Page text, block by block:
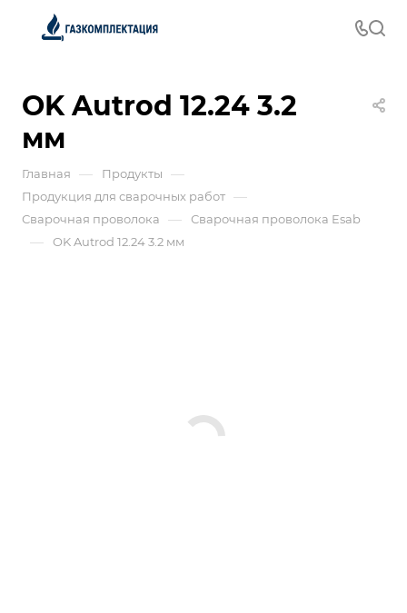
OK Autrod 12.24 3.2
мм
Главная — Продукты —
Продукция для сварочных работ —
Сварочная проволока — Сварочная проволока Esab
— OK Autrod 12.24 3.2 мм